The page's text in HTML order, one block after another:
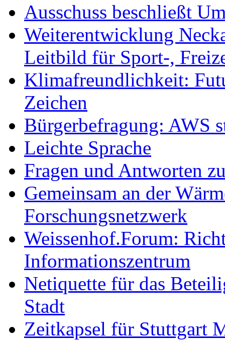
Ausschuss beschließt
Weiterentwicklung
Leitbild für Sport-,
Klimafreundlichkeit:
Zeichen
Bürgerbefragung: AWS
Leichte Sprache
Fragen und Antworten
Gemeinsam an der
Forschungsnetzwerk
Weissenhof.Forum:
Informationszentrum
Netiquette für das
Stadt
Zeitkapsel für Stuttgart